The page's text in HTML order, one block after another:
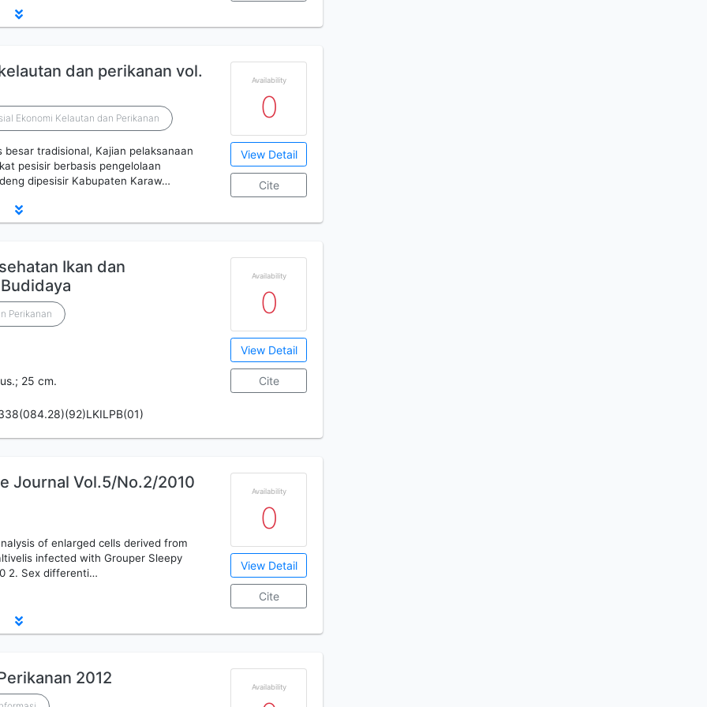
dan perikanan vol.
Ekonomi Kelautan dan Perikanan
tradisional, Kajian pelaksanaan
pesisir berbasis pengelolaan
dipesisir Kabupaten Karaw…
Availability
0
View Detail
Cite
Ikan dan
Perikanan
25 cm.
Availability
0
View Detail
Cite
Journal Vol.5/No.2/2010
of enlarged cells derived from
infected with Grouper Sleepy
2. Sex differenti…
Availability
0
View Detail
Cite
2012 Availability